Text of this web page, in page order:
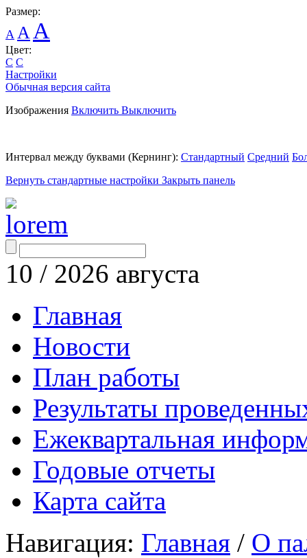
Размер:
A A A
Цвет:
C C
Настройки
Обычная версия сайта
Изображения Включить Выключить
Интервал между буквами (Кернинг): Стандартный Средний
Вернуть стандартные настройки Закрыть панель
10 / 2026 августа
Главная
Новости
План работы
Результаты
Ежеквартальная
Годовые отчеты
Карта сайта
Навигация: Главная / О